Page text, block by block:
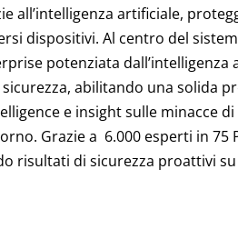
all’intelligenza artificiale,
dispositivi. Al centro del
potenziata
abilitando una solida
e insight sulle minacce
Grazie a 6.000 esperti in 75
risultati di sicurezza proattivi